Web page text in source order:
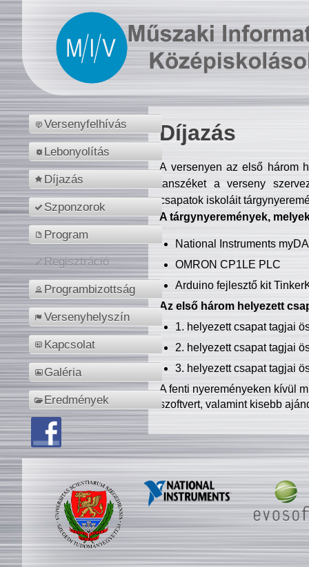
Versenyfelhívás
Lebonyolítás
Díjazás
Szponzorok
Program
Regisztráció
Programbizottság
Versenyhelyszín
Kapcsolat
Galéria
Eredmények
Díjazás
A versenyen az első három
tanszéket a verseny
csapatok iskoláit
A tárgynyeremények,
National Instruments
OMRON CP1LE PLC
Arduino fejlesztő kit
Az első három helyezett
1. helyezett csapat tagjai
2. helyezett csapat tagjai
3. helyezett csapat tagjai
A fenti nyereményeken kívül
szoftvert, valamint kisebb